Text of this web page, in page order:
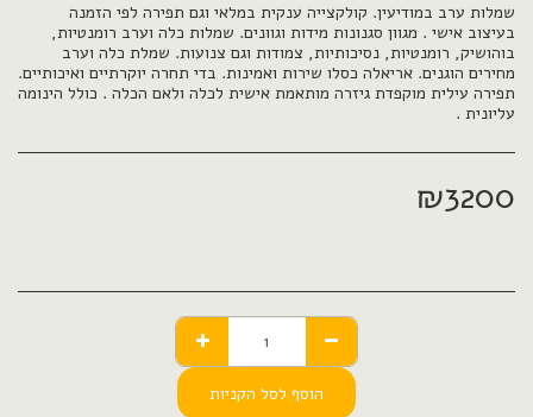
שמלות ערב במודיעין. קולקצייה ענקית במלאי וגם תפירה לפי הזמנה
בעיצוב אישי . מגוון סגנונות מידות וגוונים. שמלות כלה וערב רומנטיות,
בוהושיק, רומנטיות, נסיכותיות, צמודות וגם צנועות. שמלת כלה וערב
מחירים הוגנים. אריאלה כסלו שירות ואמינות. בדי תחרה יוקרתיים ואיכותיים.
תפירה עילית מוקפדת גיזרה מותאמת אישית לכלה ולאם הכלה . כולל הינומה
עליונית .
₪3200
הוסף לסל הקניות